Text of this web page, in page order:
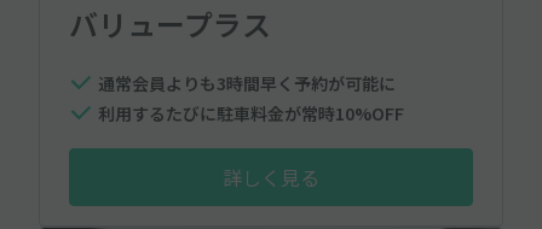
バリュープラス
通常会員よりも3時間早く予約が可能に
利用するたびに駐車料金が常時10%OFF
詳しく見る